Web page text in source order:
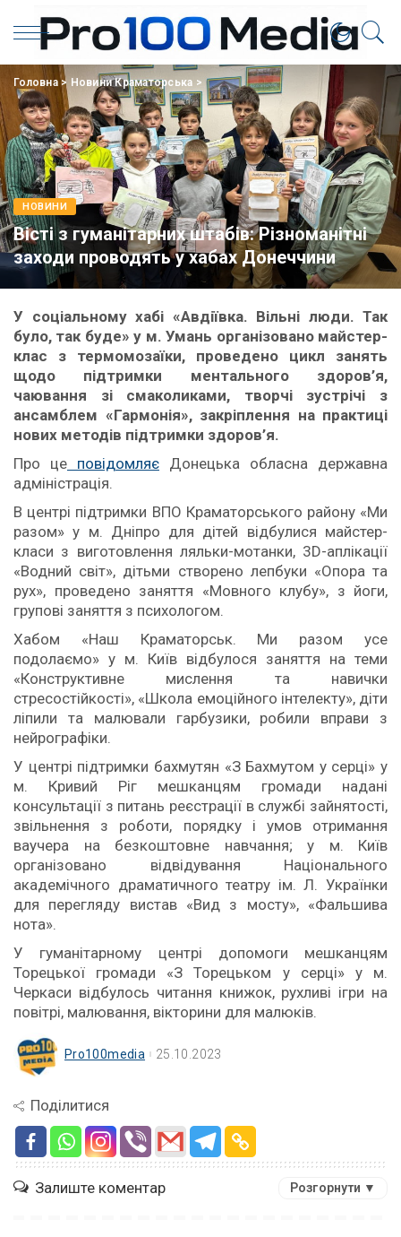
Головна> Новини Краматорська >
НОВИНИ
Вісті з гуманітарних штабів: Різноманітні
заходи проводять у хабах Донеччини
У соціальному хабі «Авдіївка. Вільні люди. Так
було, так буде» у м. Умань організовано майстер-
клас з термомозаїки, проведено цикл занять
щодо підтримки ментального здоров’я,
чаювання зі смаколиками, творчі зустрічі з
ансамблем «Гармонія», закріплення на практиці
нових методів підтримки здоров’я.
Про це повідомляє Донецька обласна державна
адміністрація.
В центрі підтримки ВПО Краматорського району «Ми
разом» у м. Дніпро для дітей відбулися майстер-
класи з виготовлення ляльки-мотанки, 3D-аплікації
«Водний світ», дітьми створено лепбуки «Опора та
рух», проведено заняття «Мовного клубу», з йоги,
групові заняття з психологом.
Хабом «Наш Краматорськ. Ми разом усе
подолаємо» у м. Київ відбулося заняття на теми
«Конструктивне мислення та навички
стресостійкості», «Школа емоційного інтелекту», діти
ліпили та малювали гарбузики, робили вправи з
нейрографіки.
У центрі підтримки бахмутян «З Бахмутом у серці» у
м. Кривий Ріг мешканцям громади надані
консультації з питань реєстрації в службі зайнятості,
звільнення з роботи, порядку і умов отримання
ваучера на безкоштовне навчання; у м. Київ
організовано відвідування Національного
академічного драматичного театру ім. Л. Українки
для перегляду вистав «Вид з мосту», «Фальшива
нота».
У гуманітарному центрі допомоги мешканцям
Торецької громади «З Торецьком у серці» у м.
Черкаси відбулось читання книжок, рухливі ігри на
повітрі, малювання, вікторини для малюків.
Pro100media 25.10.2023
Поділитися
Залиште коментар Розгорнути ▼